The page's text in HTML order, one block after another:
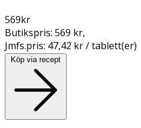
569kr
Butikspris: 569 kr,
Jmfs.pris: 47,42 kr / tablett(er)
Köp via recept